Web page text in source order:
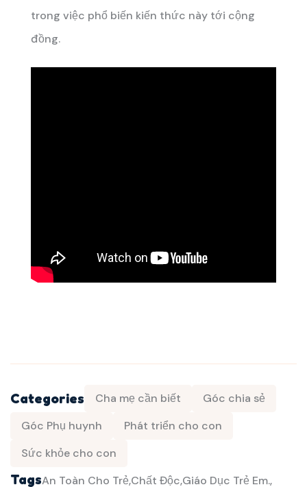
trong việc phổ biến kiến thức này tới cộng
đồng.
Categories Cha mẹ cần biết
Góc chia sẻ
Góc Phụ huynh
Phát triển cho con
Sức khỏe cho con
TagsAn Toàn Cho Trẻ Chất Độc Giáo Dục Trẻ Em.